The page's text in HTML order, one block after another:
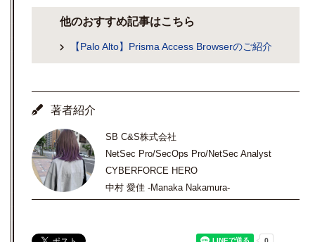
他のおすすめ記事はこちら
【Palo Alto】Prisma Access Browserのご紹介
著者紹介
SB C&S株式会社
NetSec Pro/SecOps Pro/NetSec Analyst
CYBERFORCE HERO
中村 愛佳 -Manaka Nakamura-